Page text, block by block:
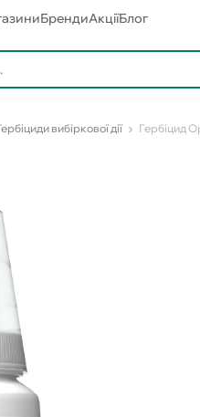
БрендиАкціїБлог
вибіркової дії Гербіцид